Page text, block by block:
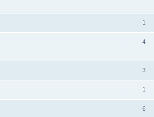
1
4
3
1
6